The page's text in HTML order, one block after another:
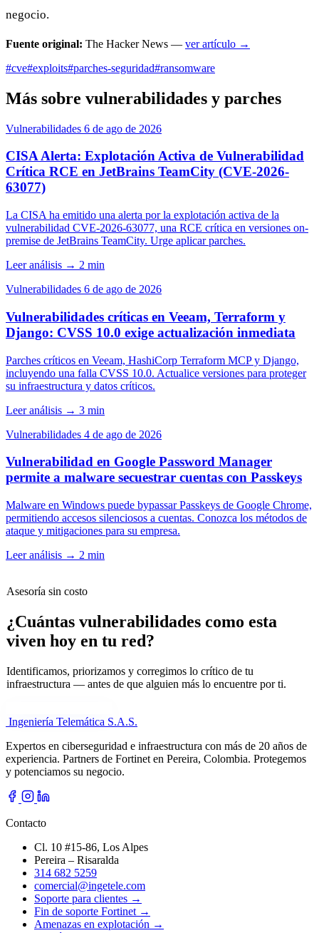
negocio.
Fuente original: The Hacker News — ver artículo →
#cve#exploits#parches-seguridad#ransomware
Más sobre vulnerabilidades y parches
Vulnerabilidades 6 de ago de 2026
CISA Alerta: Explotación Activa de Vulnerabilidad
Crítica RCE en JetBrains TeamCity (CVE-2026-
63077)
La CISA ha emitido una alerta por la explotación activa de la
vulnerabilidad CVE-2026-63077, una RCE crítica en versiones on-
premise de JetBrains TeamCity. Urge aplicar parches.
Leer análisis → 2 min
Vulnerabilidades 6 de ago de 2026
Vulnerabilidades críticas en Veeam, Terraform y
Django: CVSS 10.0 exige actualización inmediata
Parches críticos en Veeam, HashiCorp Terraform MCP y Django,
incluyendo una falla CVSS 10.0. Actualice versiones para proteger
su infraestructura y datos críticos.
Leer análisis → 3 min
Vulnerabilidades 4 de ago de 2026
Vulnerabilidad en Google Password Manager
permite a malware secuestrar cuentas con Passkeys
Malware en Windows puede bypassar Passkeys de Google Chrome,
permitiendo accesos silenciosos a cuentas. Conozca los métodos de
ataque y mitigaciones para su empresa.
Leer análisis → 2 min
Asesoría sin costo
¿Cuántas vulnerabilidades como esta
viven hoy en tu red?
Identificamos, priorizamos y corregimos lo crítico de tu
infraestructura — antes de que alguien más lo encuentre por ti.
Ingeniería Telemática S.A.S.
Expertos en ciberseguridad e infraestructura con más de 20 años de
experiencia. Partners de Fortinet en Pereira, Colombia. Protegemos
y potenciamos su negocio.
Contacto
Cl. 10 #15-86, Los Alpes
Pereira – Risaralda
314 682 5259
comercial@ingetele.com
Soporte para clientes →
Fin de soporte Fortinet →
Amenazas en explotación →